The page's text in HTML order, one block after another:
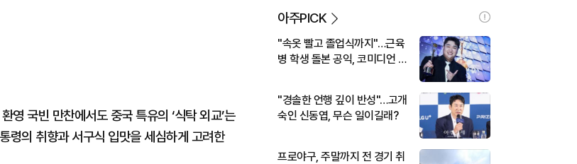
국빈 만찬에서도 중국 특유의 ‘식탁 외교’는
령의 취향과 서구식 입맛을 세심하게 고려한
아주PICK
"속옷 빨고 졸업식까지"…근육
병 학생 돌본 공익, 코미디언 김
"경솔한 언행 깊이 반성"…고개
숙인 신동엽, 무슨 일이길래?
프로야구, 주말까지 전 경기 취